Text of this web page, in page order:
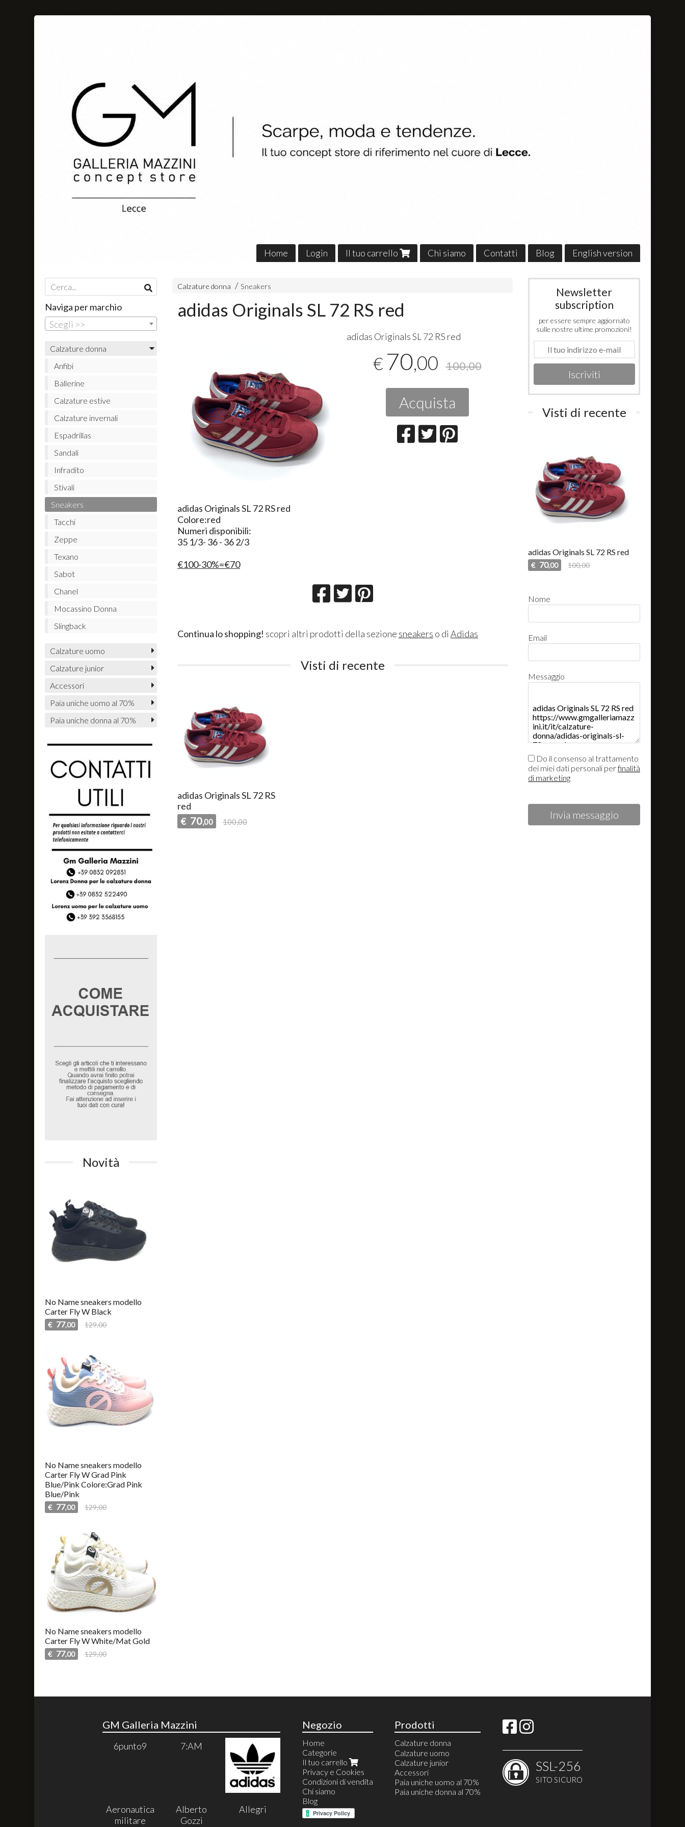
Home Login Il tuo carrello Chi siamo Contatti Blog English version
Calzature donna Sneakers
adidas Originals SL 72 RS red
adidas Originals SL 72 RS red
€ 70,00 100,00
Acquista
​adidas Originals SL 72 RS red
Colore:red
Numeri disponibili:
35 1/3- 36 - 36 2/3
€100-30%=€70
Continua lo shopping! scopri altri prodotti della sezione sneakers o di Adidas
Visti di recente
adidas Originals SL 72 RS
red
€ 70,00 100,00
Naviga per marchio
Scegli >>
Calzature donna
Anfibi
Ballerine
Calzature estive
Calzature invernali
Espadrillas
Sandali
Infradito
Stivali
Sneakers
Tacchi
Zeppe
Texano
Sabot
Chanel
Mocassino Donna
Slingback
Calzature uomo
Calzature junior
Accessori
Paia uniche uomo al 70%
Paia uniche donna al 70%
Novità
No Name sneakers modello
Carter Fly W Black
€ 77,00 129,00
No Name sneakers modello
Carter Fly W Grad Pink
Blue/Pink Colore:Grad Pink
Blue/Pink
€ 77,00 129,00
No Name sneakers modello
Carter Fly W White/Mat Gold
€ 77,00 129,00
Newsletter
subscription
per essere sempre aggiornato
sulle nostre ultime promozioni!
Iscriviti
Visti di recente
adidas Originals SL 72 RS red
€ 70,00 100,00
Nome
Email
Messaggio
Do il consenso al trattamento
dei miei dati personali perfinalità
di marketing
Invia messaggio
GM Galleria Mazzini
6punto9 7:AM
Aeronautica
militare
Alberto
Gozzi
Allegri
Negozio
Home
Categorie
Il tuo carrello
Privacy e Cookies
Condizioni di vendita
Chi siamo
Blog
Prodotti
Calzature donna
Anfibi
Ballerine
Calzature estive
Calzature invernali
Espadrillas
Calzature uomo
Calzature junior
Accessori
Paia uniche uomo al 70%
Paia uniche donna al 70%
SSL-256
SITO SICURO